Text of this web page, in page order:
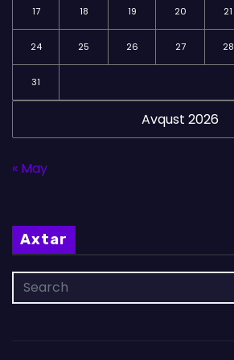
Avqust 2026
17 18 19 20 21
24 25 26 27 28
31
« May
Axtar